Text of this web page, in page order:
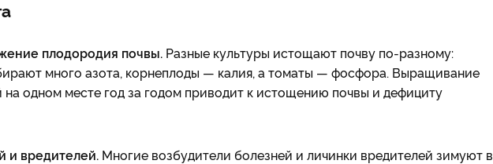
плодородия почвы. Разные культуры истощают почву по-разному:
много азота, корнеплоды — калия, а томаты — фосфора. Выращивание
на одном месте год за годом приводит к истощению почвы и дефициту
и вредителей. Многие возбудители болезней и личинки вредителей зимуют в